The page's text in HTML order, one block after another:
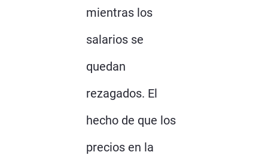
mientras los
salarios se
quedan
rezagados. El
hecho de que los
precios en la